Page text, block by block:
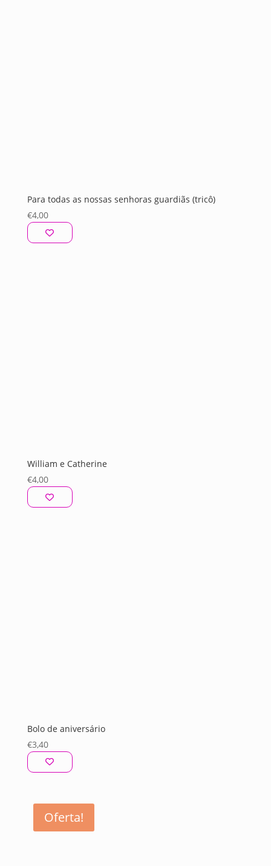
Para todas as nossas senhoras guardiãs (tricô)
€4,00
William e Catherine
€4,00
Bolo de aniversário
€3,40
Oferta!